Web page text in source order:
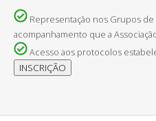
Representação nos Grupos
acompanhamento que a
Acesso aos protocolos